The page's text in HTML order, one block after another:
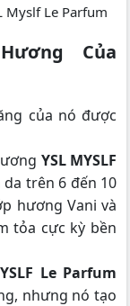
Của
của nó được
YSL MYSLF
trên 6 đến 10
hương Vani và
tỏa cực kỳ bền
Le Parfum
nhưng nó tạo